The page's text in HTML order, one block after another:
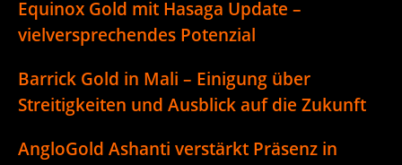
Equinox Gold mit Hasaga Update –
vielversprechendes Potenzial
Barrick Gold in Mali – Einigung über
Streitigkeiten und Ausblick auf die Zukunft
AngloGold Ashanti verstärkt Präsenz in